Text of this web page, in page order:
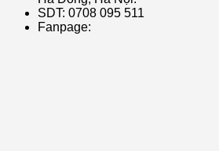
SDT: 0708 095 511
Fanpage: